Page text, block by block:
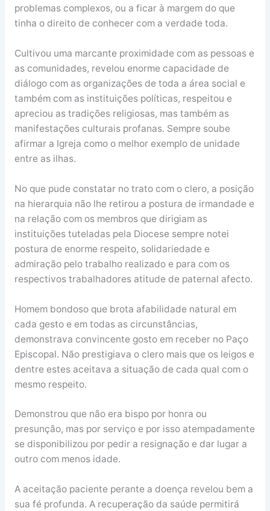
problemas complexos, ou a ficar à margem do que
tinha o direito de conhecer com a verdade toda.
Cultivou uma marcante proximidade com as pessoas e
as comunidades, revelou enorme capacidade de
diálogo com as organizações de toda a área social e
também com as instituições políticas, respeitou e
apreciou as tradições religiosas, mas também as
manifestações culturais profanas. Sempre soube
afirmar a Igreja como o melhor exemplo de unidade
entre as ilhas.
No que pude constatar no trato com o clero, a posição
na hierarquia não lhe retirou a postura de irmandade e
na relação com os membros que dirigiam as
instituições tuteladas pela Diocese sempre notei
postura de enorme respeito, solidariedade e
admiração pelo trabalho realizado e para com os
respectivos trabalhadores atitude de paternal afecto.
Homem bondoso que brota afabilidade natural em
cada gesto e em todas as circunstâncias,
demonstrava convincente gosto em receber no Paço
Episcopal. Não prestigiava o clero mais que os leigos e
dentre estes aceitava a situação de cada qual com o
mesmo respeito.
Demonstrou que não era bispo por honra ou
presunção, mas por serviço e por isso atempadamente
se disponibilizou por pedir a resignação e dar lugar a
outro com menos idade.
A aceitação paciente perante a doença revelou bem a
sua fé profunda. A recuperação da saúde permitirá